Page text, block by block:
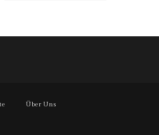
Über Uns